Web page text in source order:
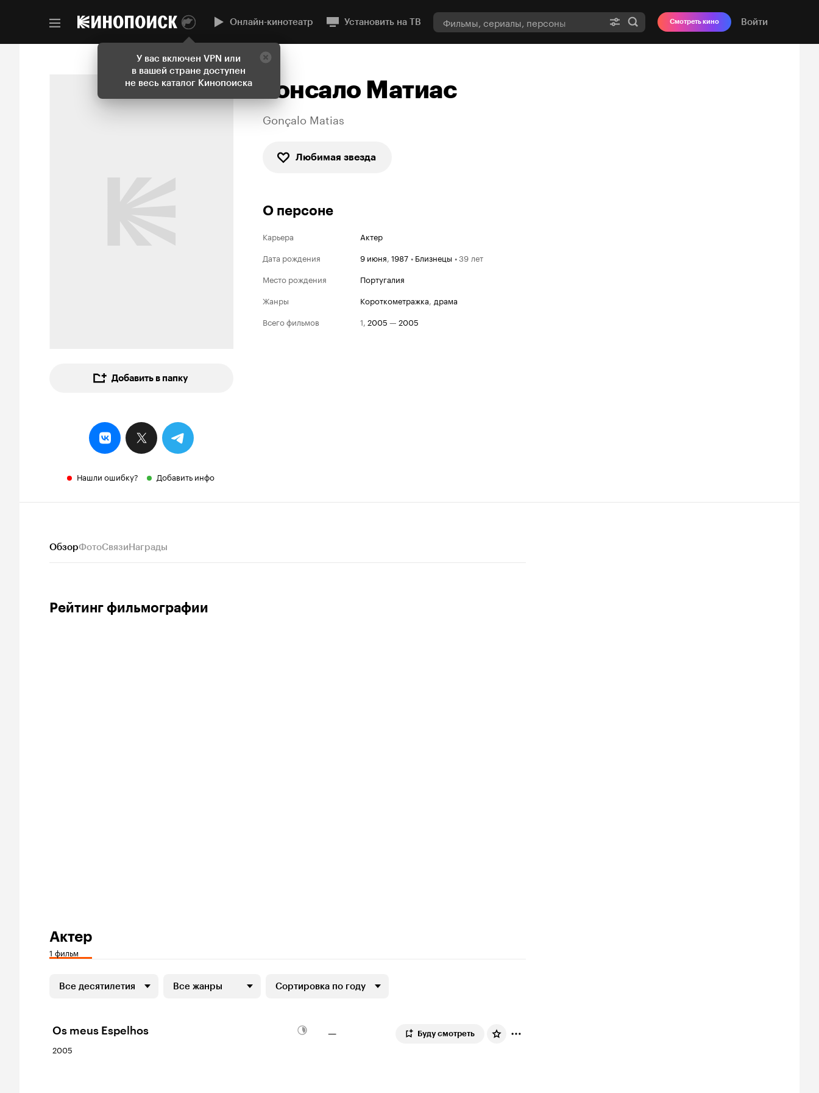
У вас включен VPN или
в вашей стране доступен
не весь каталог Кинопоиска
Онлайн-кинотеатр Установить на ТВ Смотреть кино Войти
Добавить в папку
Нашли ошибку? Добавить инфо
Гонсало Матиас
Gonçalo Matias
Любимая звезда
О персоне
Карьера
Актер
Дата рождения
9 июня, 1987 • Близнецы •39 лет
Место рождения
Португалия
Жанры
короткометражка, драма
Всего фильмов
1, 2005 — 2005
ОбзорФотоСвязиНаграды
Рейтинг фильмографии
Актер
1 фильм
Все десятилетия Все жанры Сортировка по году
Os meus Espelhos
2005
— Буду смотреть